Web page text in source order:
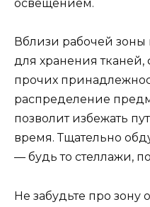
освещением.
Вблизи рабочей зоны
для хранения
прочих
распределение
позволит избежать
время. Тщательно
— будь то стеллажи,
Не забудьте про зону